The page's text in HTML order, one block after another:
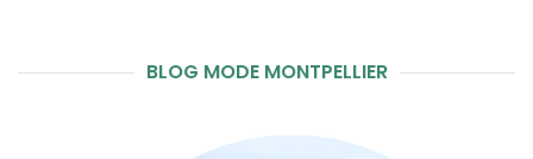
BLOG MODE MONTPELLIER